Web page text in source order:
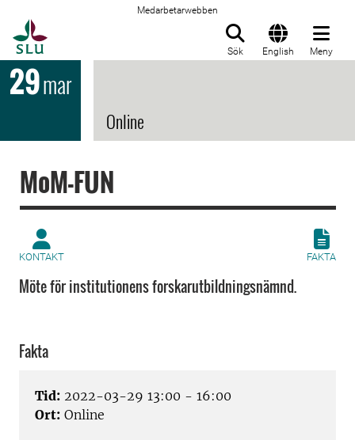
Medarbetarwebben
Sök English Meny
29mar
Online
MoM-FUN
KONTAKT FAKTA
Möte för institutionens forskarutbildningsnämnd.
Fakta
Tid: 2022-03-29 13:00 - 16:00
Ort: Online